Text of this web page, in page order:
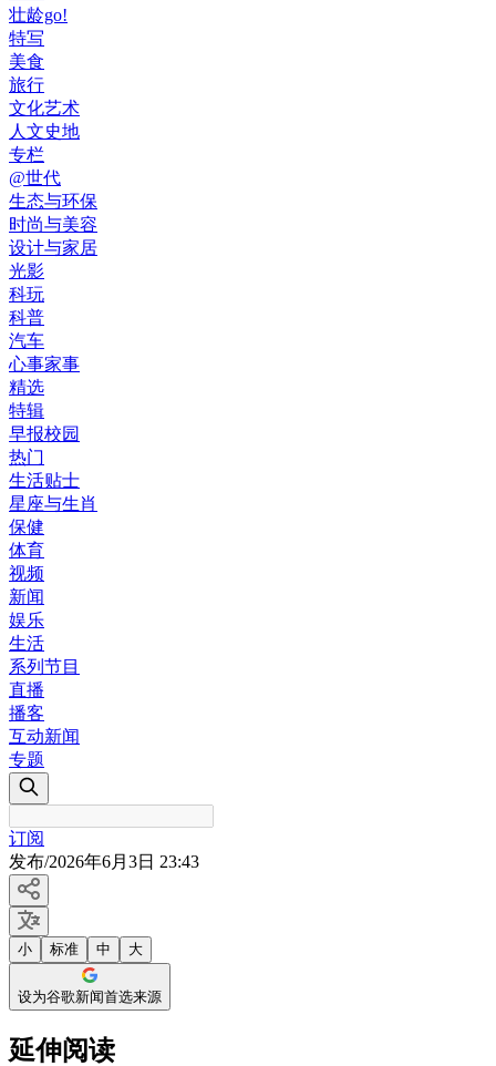
壮龄go!
特写
美食
旅行
文化艺术
人文史地
专栏
@世代
生态与环保
时尚与美容
设计与家居
光影
科玩
科普
汽车
心事家事
精选
特辑
早报校园
热门
生活贴士
星座与生肖
保健
体育
视频
新闻
娱乐
生活
系列节目
直播
播客
互动新闻
专题
订阅
发布/2026年6月3日 23:43
小 标准 中 大
设为谷歌新闻首选来源
延伸阅读